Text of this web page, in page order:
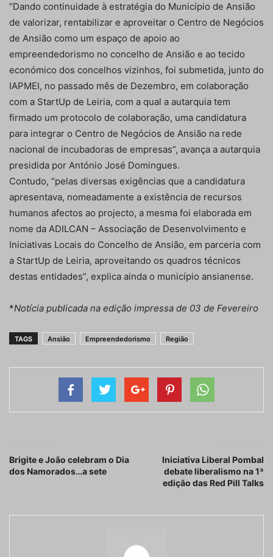
“Dando continuidade à estratégia do Município de Ansião
de valorizar, rentabilizar e aproveitar o Centro de Negócios
de Ansião como um espaço de apoio ao
empreendedorismo no concelho de Ansião e ao tecido
económico dos concelhos vizinhos, foi submetida, junto do
IAPMEI, no passado mês de Dezembro, em colaboração
com a StartUp de Leiria, com a qual a autarquia tem
firmado um protocolo de colaboração, uma candidatura
para integrar o Centro de Negócios de Ansião na rede
nacional de incubadoras de empresas”, avança a autarquia
presidida por António José Domingues.
Contudo, “pelas diversas exigências que a candidatura
apresentava, nomeadamente a existência de recursos
humanos afectos ao projecto, a mesma foi elaborada em
nome da ADILCAN – Associação de Desenvolvimento e
Iniciativas Locais do Concelho de Ansião, em parceria com
a StartUp de Leiria, aproveitando os quadros técnicos
destas entidades”, explica ainda o município ansianense.
*Notícia publicada na edição impressa de 03 de Fevereiro
TAGS Ansião Empreendedorismo Região
Brigite e João celebram o Dia
dos Namorados…a sete
Iniciativa Liberal Pombal
debate liberalismo na 1ª
edição das Red Pill Talks